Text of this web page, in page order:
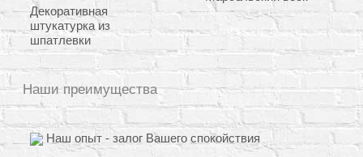
Декоративная
штукатурка из
шпатлевки
Наши преимущества
Наш опыт - залог Вашего спокойствия